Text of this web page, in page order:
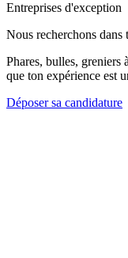
Entreprises d'exception
Nous recherchons dans
Phares, bulles, greniers
que ton expérience est
Déposer sa candidature